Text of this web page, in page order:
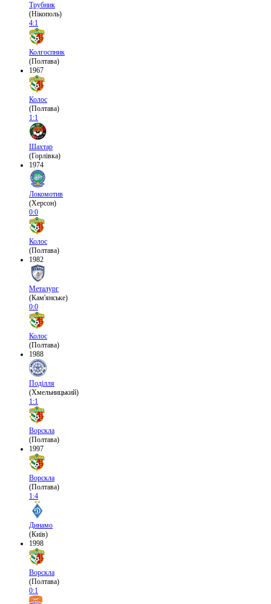
Трубник
(Нікополь)
4:1
Колгоспник
(Полтава)
1967
Колос
(Полтава)
1:1
Шахтар
(Горлівка)
1974
Локомотив
(Херсон)
0:0
Колос
(Полтава)
1982
Металург
(Кам'янське)
0:0
Колос
(Полтава)
1988
Поділля
(Хмельницький)
1:1
Ворскла
(Полтава)
1997
Ворскла
(Полтава)
1:4
Динамо
(Київ)
1998
Ворскла
(Полтава)
0:1